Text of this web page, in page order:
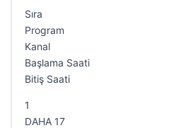
Sıra
Program
Kanal
Başlama Saati
Bitiş Saati
1
DAHA 17